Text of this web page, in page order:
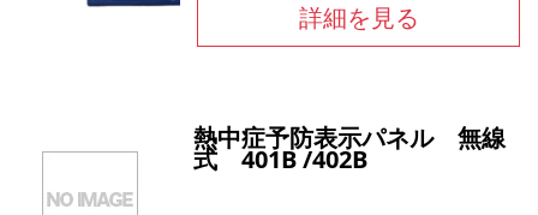
詳細を見る
熱中症予防表示パネル 無線
式 401B /402B